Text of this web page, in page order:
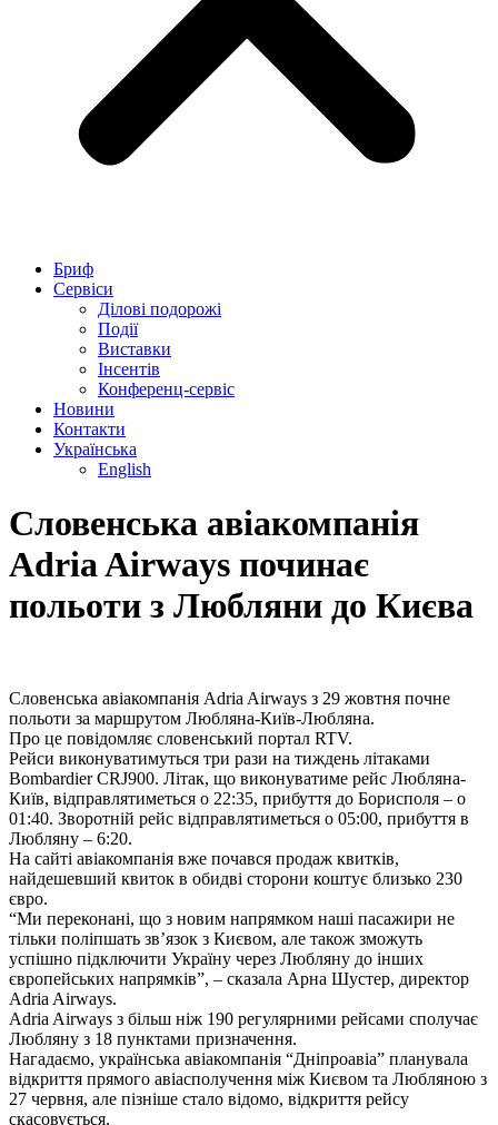
Бриф
Сервіси
Ділові подорожі
Події
Виставки
Інсентів
Конференц-сервіс
Новини
Контакти
Українська
English
Словенська авіакомпанія
Adria Airways починає
польоти з Любляни до Києва
Словенська авіакомпанія Adria Airways з 29 жовтня почне
польоти за маршрутом Любляна-Київ-Любляна.
Про це повідомляє словенський портал RTV.
Рейси виконуватимуться три рази на тиждень літаками
Bombardier CRJ900. Літак, що виконуватиме рейс Любляна-
Київ, відправлятиметься о 22:35, прибуття до Борисполя – о
01:40. Зворотній рейс відправлятиметься о 05:00, прибуття в
Любляну – 6:20.
На сайті авіакомпанія вже почався продаж квитків,
найдешевший квиток в обидві сторони коштує близько 230
євро.
“Ми переконані, що з новим напрямком наші пасажири не
тільки поліпшать зв’язок з Києвом, але також зможуть
успішно підключити Україну через Любляну до інших
європейських напрямків”, – сказала Арна Шустер, директор
Adria Airways.
Adria Airways з більш ніж 190 регулярними рейсами сполучає
Любляну з 18 пунктами призначення.
Нагадаємо, українська авіакомпанія “Дніпроавіа” планувала
відкриття прямого авіасполучення між Києвом та Любляною з
27 червня, але пізніше стало відомо, відкриття рейсу
скасовується.